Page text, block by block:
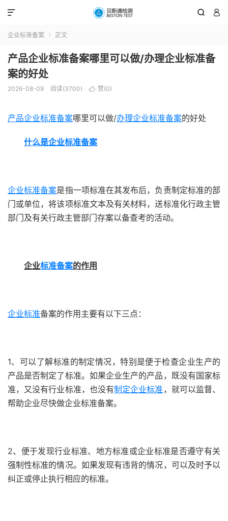
 

企业标准备案  正文
产品企业标准备案哪里可以做/办理企业标准备
案的好处
2026-08-09 阅读(3700)  赞(0)
产品企业标准备案哪里可以做/办理企业标准备案的好处
什么是企业标准备案
企业标准备案是指一项标准在其发布后，负责制定标准的部
门或单位，将该项标准文本及有关材料，送标准化行政主管
部门及有关行政主管部门存案以备查考的活动。
企业标准备案的作用
企业标准备案的作用主要有以下三点：
1、可以了解标准的制定情况，特别是便于检查企业生产的
产品是否制定了标准。如果企业生产的产品，既没有国家标
准，又没有行业标准，也没有制定企业标准 ，就可以监督、
帮助企业尽快做企业标准备案。
2、便于发现行业标准、地方标准或企业标准是否遵守有关
强制性标准的情况。如果发现有违背的情况，可以及时予以
纠正或停止执行相应的标准。